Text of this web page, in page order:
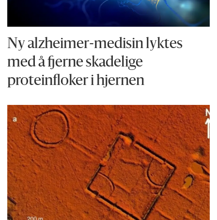
Ny alzheimer-medisin lyktes
med å fjerne skadelige
proteinfloker i hjernen